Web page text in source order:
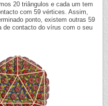
20 triângulos e cada um tem
com 59 vértices. Assim,
ponto, existem outras 59
de contacto do vírus com o seu